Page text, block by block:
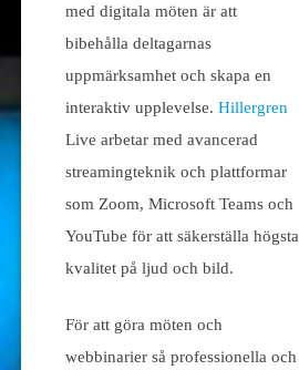
med digitala möten är att
bibehålla deltagarnas
uppmärksamhet och skapa en
interaktiv upplevelse. Hillergren
Live arbetar med avancerad
streamingteknik och plattformar
som Zoom, Microsoft Teams och
YouTube för att säkerställa högsta
kvalitet på ljud och bild.
För att göra möten och
webbinarier så professionella och